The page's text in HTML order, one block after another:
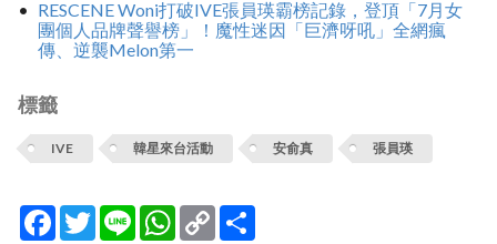
RESCENE Woni打破IVE張員瑛霸榜記錄，登頂「7月女
團個人品牌聲譽榜」！魔性迷因「巨濟呀吼」全網瘋
傳、逆襲Melon第一
標籤
IVE 韓星來台活動 安俞真 張員瑛
Facebook
TwitterLine WhatsApp
Copy
Link